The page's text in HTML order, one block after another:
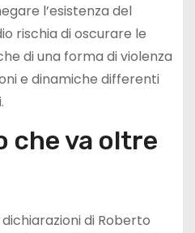
l’esistenza del
rischia di oscurare le
di una forma di violenza
e dinamiche differenti
che va oltre
di Roberto